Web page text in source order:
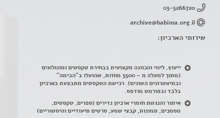
03-5266720
archive@habima.org.il
שירותי הארכיון:
ייעוץ, ליווי והכוונה מקצועית בבחירת טקסטים ומונולוגים
(מתוך למעלה מ – 3500 מחזות, שהועלו ב"הבימה"
ובתיאטרונים השונים). רכישת הטקסטים מתבצעת בארכיון
בלבד ובפורמט מודפס.
איתור והנגשת חומרי ארכיון נדירים (ספרים, טקסטים,
מסמכים, תמונות, קבצי שמע, סרטים תיעודיים והיסטוריים)